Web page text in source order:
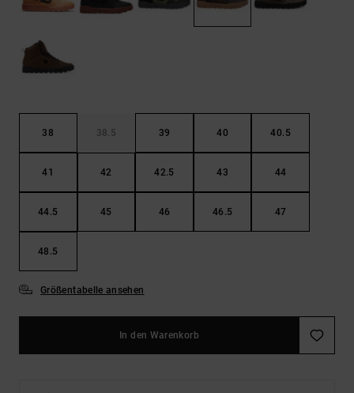
FAQ
38 38.5 39 40 40.5
41 42 42.5 43 44
44.5 45 46 46.5 47
48.5
Größentabelle ansehen
In den Warenkorb